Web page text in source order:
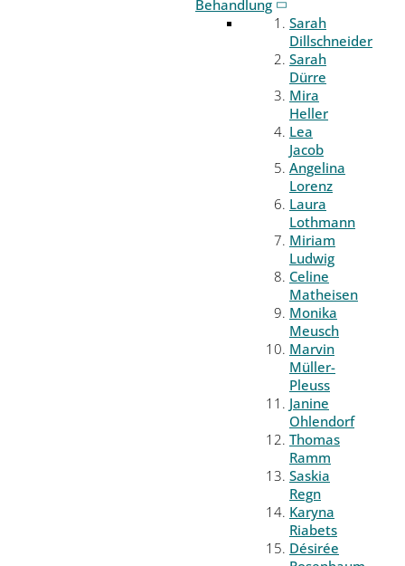
Behandlung
Sarah
Dillschneider
Sarah
Dürre
Mira
Heller
Lea
Jacob
Angelina
Lorenz
Laura
Lothmann
Miriam
Ludwig
Celine
Matheisen
Monika
Meusch
Marvin
Müller-
Pleuss
Janine
Ohlendorf
Thomas
Ramm
Saskia
Regn
Karyna
Riabets
Désirée